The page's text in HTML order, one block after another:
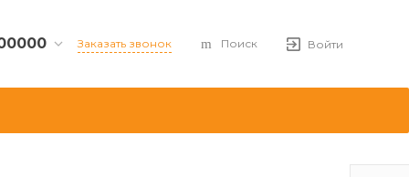
Заказать звонок Поиск Войти